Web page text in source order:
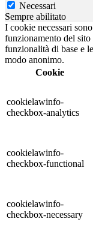
Necessari
Sempre abilitato
I cookie necessari
funzionamento del
funzionalità di base e
modo anonimo.
Cookie
cookielawinfo-
checkbox-analytics
cookielawinfo-
checkbox-functional
cookielawinfo-
checkbox-necessary